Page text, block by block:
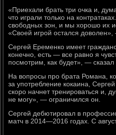
«Приехали брать три очка и,
что играли только на
свободных зон, и мы хорошо их
«Своей игрой остался доволен»,
Сергей Еременко имеет
конечно, есть — все равно я
посмотрим, как будет», — сказал
На вопросы про брата Романа,
за употребление кокаина,
скоро начнет тренироваться и,
не могу», — ограничился он.
Сергей дебютировал в
матч в 2014—2016 годах. С